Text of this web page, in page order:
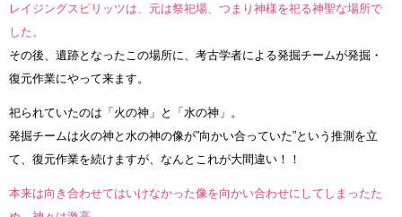
レイジングスピリッツは、元は祭祀場、つまり神様を祀る神聖な場所で
した。
その後、遺跡となったこの場所に、考古学者による発掘チームが発掘・
復元作業にやって来ます。
祀られていたのは「火の神」と「水の神」。
発掘チームは火の神と水の神の像が”向かい合っていた”という推測を立
て、復元作業を続けますが、なんとこれが大間違い！！
本来は向き合わせてはいけなかった像を向かい合わせにしてしまったた